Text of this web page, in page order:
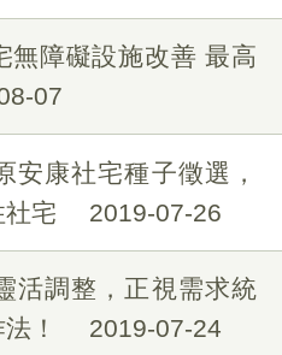
無障礙設施改善 最高
07
安康社宅種子徵選，
宅
2019-07-26
活調整，正視需求統
！
2019-07-24